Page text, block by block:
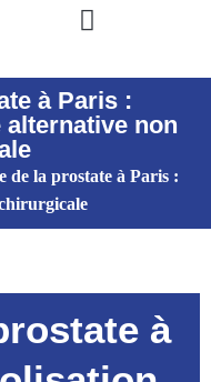
à Paris :
alternative non
de la prostate à Paris :
à